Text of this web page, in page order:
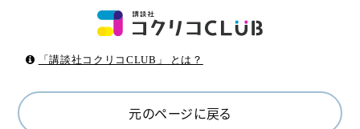
「講談社コクリコCLUB」 とは？
元のページに戻る